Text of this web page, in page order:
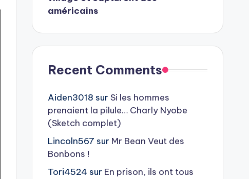
américains
Recent Comments
Aiden3018 sur Si les hommes
prenaient la pilule… Charly Nyobe
(Sketch complet)
Lincoln567 sur Mr Bean Veut des
Bonbons !
Tori4524 sur En prison, ils ont tous